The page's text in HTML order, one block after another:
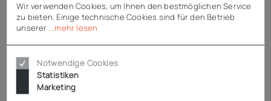
Beschreibung
Rieber Deichsel & Kupplung - TWF 1 x 20
Deichsel- & Kupplung-System für den Transport mit
Wir verwenden Cookies, um Ihnen den bestmöglichen Service
zu bieten. Einige technische Cookies sind für den Betrieb
unserer ...mehr lesen
Notwendige Cookies
Statistiken
Marketing